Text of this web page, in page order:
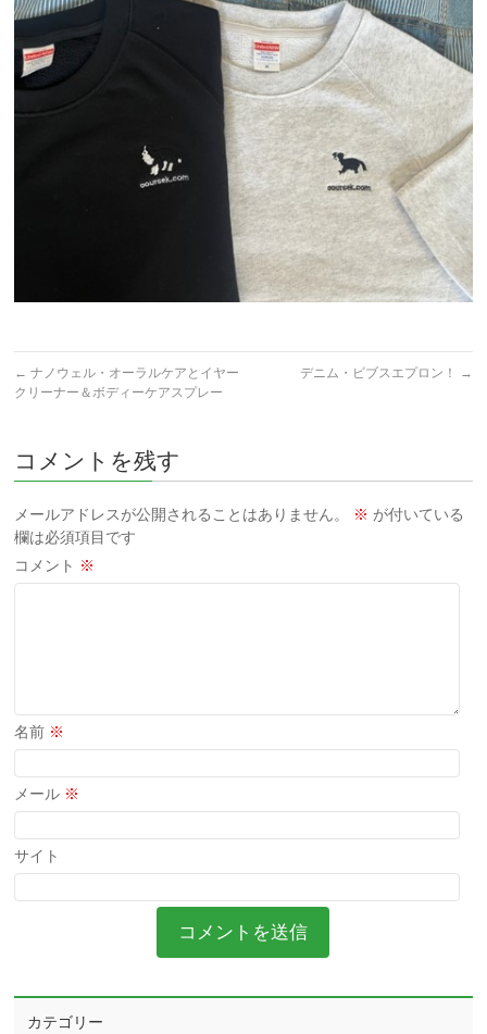
← ナノウェル・オーラルケアとイヤー
クリーナー＆ボディーケアスプレー
デニム・ビブスエプロン！ →
コメントを残す
メールアドレスが公開されることはありません。 ※ が付いている
欄は必須項目です
コメント ※
名前 ※
メール ※
サイト
カテゴリー